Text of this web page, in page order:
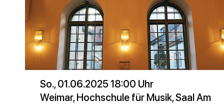
So., 01.06.2025 18:00 Uhr
Weimar, Hochschule für Musik, Saal Am